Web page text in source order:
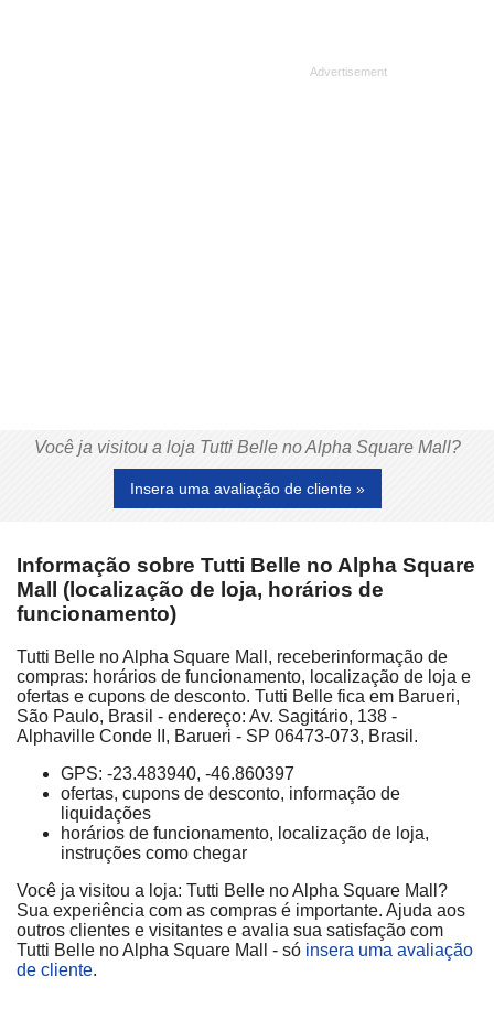
Você ja visitou a loja Tutti Belle no Alpha Square Mall?
Insera uma avaliação de cliente »
Informação sobre Tutti Belle no Alpha Square
Mall (localização de loja, horários de
funcionamento)
Tutti Belle no Alpha Square Mall, receberinformação de
compras: horários de funcionamento, localização de loja e
ofertas e cupons de desconto. Tutti Belle fica em Barueri,
São Paulo, Brasil - endereço: Av. Sagitário, 138 -
Alphaville Conde II, Barueri - SP 06473-073, Brasil.
GPS: -23.483940, -46.860397
ofertas, cupons de desconto, informação de
liquidações
horários de funcionamento, localização de loja,
instruções como chegar
Você ja visitou a loja: Tutti Belle no Alpha Square Mall?
Sua experiência com as compras é importante. Ajuda aos
outros clientes e visitantes e avalia sua satisfação com
Tutti Belle no Alpha Square Mall - só insera uma avaliação
de cliente.